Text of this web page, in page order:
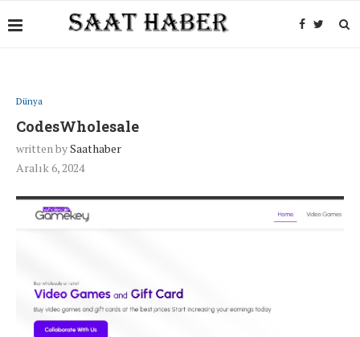
Dünya
CodesWholesale
written bySaathaber
Aralık 6, 2024